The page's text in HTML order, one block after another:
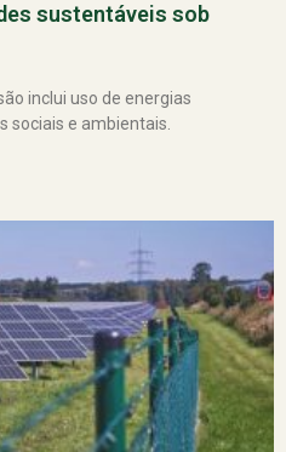
sustentáveis sob
inclui uso de energias
sociais e ambientais.